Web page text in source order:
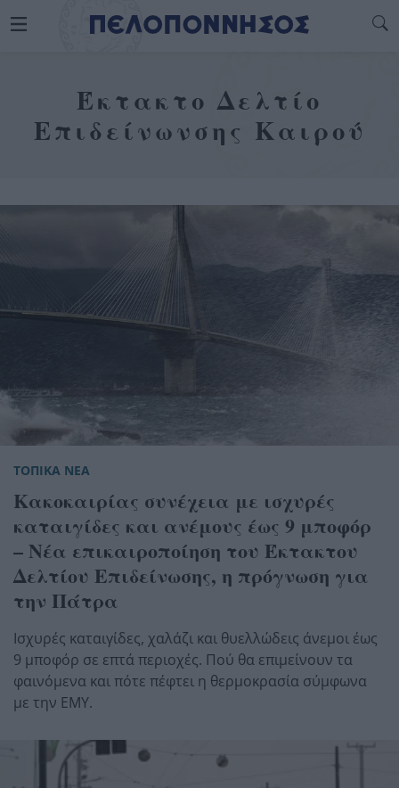
Έκτακτο Δελτίο
Επιδείνωνσης Καιρού
ΤΟΠΙΚΑ ΝΕΑ
Κακοκαιρίας συνέχεια με ισχυρές
καταιγίδες και ανέμους έως 9 μποφόρ
– Νέα επικαιροποίηση του Έκτακτου
Δελτίου Επιδείνωσης, η πρόγνωση για
την Πάτρα
Ισχυρές καταιγίδες, χαλάζι και θυελλώδεις άνεμοι έως
9 μποφόρ σε επτά περιοχές. Πού θα επιμείνουν τα
φαινόμενα και πότε πέφτει η θερμοκρασία σύμφωνα
με την ΕΜΥ.